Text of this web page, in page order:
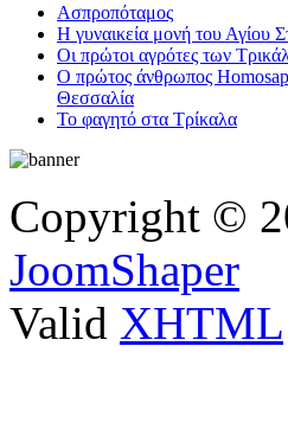
Ασπροπόταμος
Η γυναικεία μονή του Αγίου
Οι πρώτοι αγρότες των
Ο πρώτος άνθρωπος
Θεσσαλία
Το φαγητό στα Τρίκαλα
Copyright ©
JoomShaper
Valid XHTML